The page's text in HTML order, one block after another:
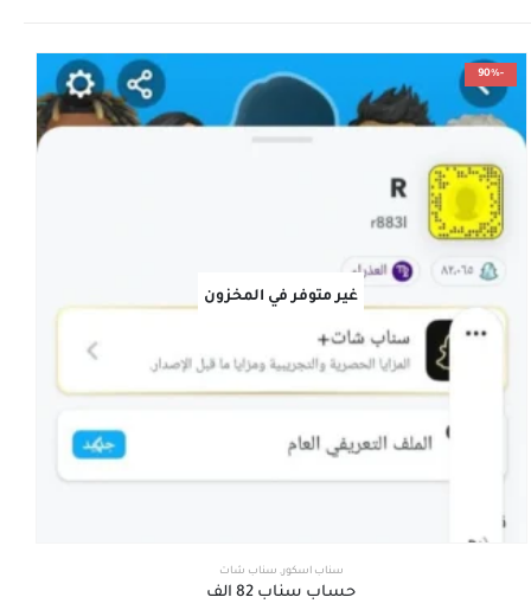
-90%
غير متوفر في المخزون
سناب اسكور, سناب شات
حساب سناب 82 الف